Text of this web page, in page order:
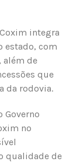
integra
estado, com
além de
que
da rodovia.
Governo
no
qualidade de